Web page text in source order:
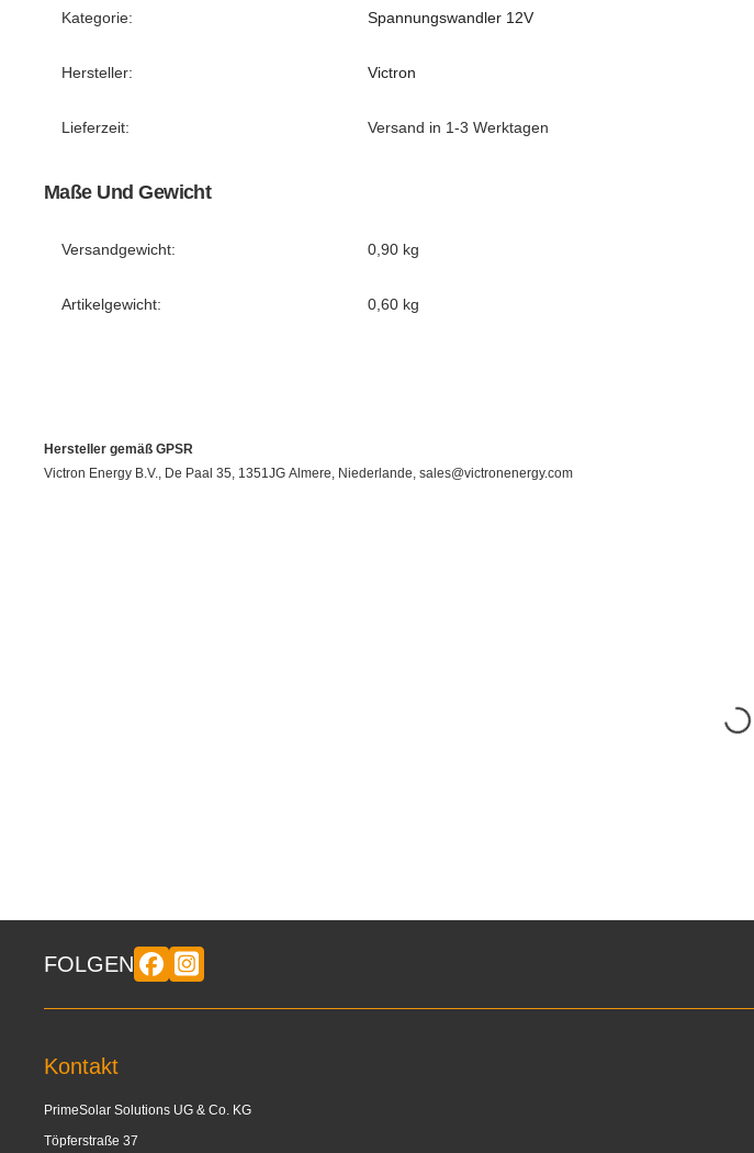
Kategorie: Spannungswandler 12V
Hersteller: Victron
Lieferzeit: Versand in 1-3 Werktagen
Maße Und Gewicht
Versandgewicht: 0,90 kg
Artikelgewicht: 0,60 kg
Hersteller gemäß GPSR
Victron Energy B.V., De Paal 35, 1351JG Almere, Niederlande, sales@victronenergy.com
FOLGEN
Kontakt
PrimeSolar Solutions UG & Co. KG
Töpferstraße 37